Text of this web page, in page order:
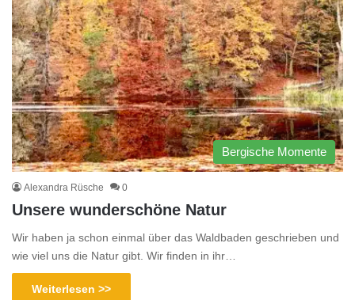
Bergische Momente
Alexandra Rüsche 0
Unsere wunderschöne Natur
Wir haben ja schon einmal über das Waldbaden geschrieben und
wie viel uns die Natur gibt. Wir finden in ihr…
Weiterlesen >>